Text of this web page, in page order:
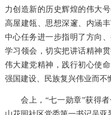
力创造新的历史辉煌的伟大
高屋建瓴、思想深邃、内涵
中心任务进一步指明了方向
学习领会，切实把讲话精神
伟大建党精神，践行初心使
强国建设、民族复兴伟业而不
会上，“七一勋章”获得